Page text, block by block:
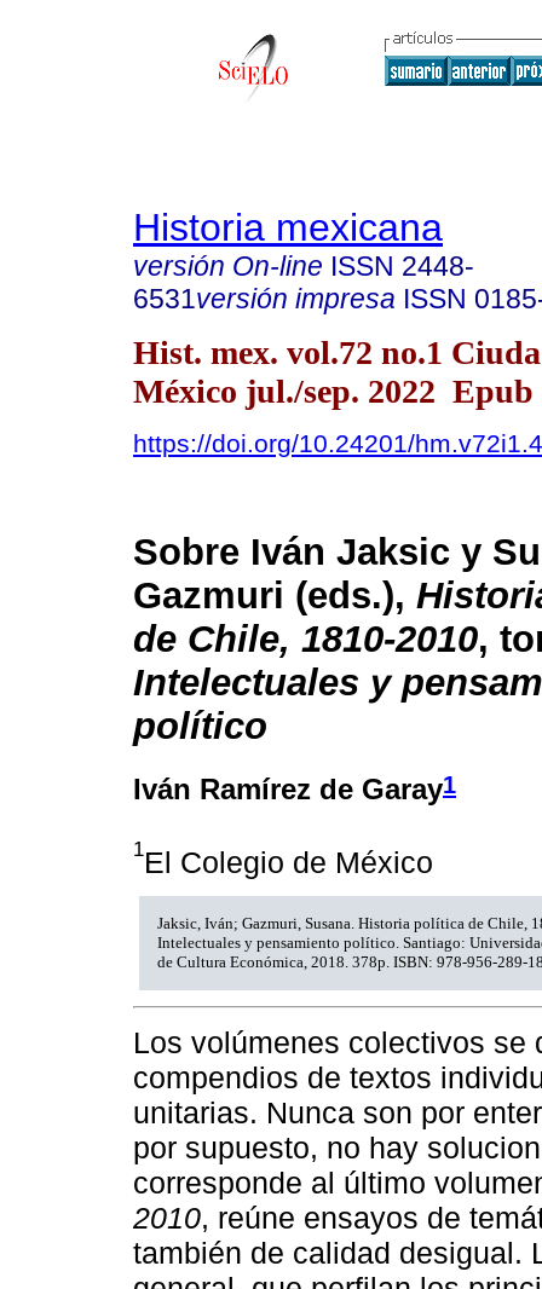
Historia mexicana
versión On-line ISSN 2448-
6531versión impresa ISSN
Hist. mex. vol.72 no.1
México jul./sep. 2022 Epub
https://doi.org/10.24201/
Sobre Iván Jaksic y
Gazmuri (eds.),
de Chile, 1810-2010,
Intelectuales y
político
Iván Ramírez de Garay1
1El Colegio de México
Jaksic, Iván; Gazmuri, Susana. Historia política de Chile,
Intelectuales y pensamiento político. Santiago:
de Cultura Económica, 2018. 378p. ISBN: 978-956-289-
Los volúmenes colectivos se
compendios de textos
unitarias. Nunca son por
por supuesto, no hay
corresponde al último
2010, reúne ensayos de
también de calidad desigual.